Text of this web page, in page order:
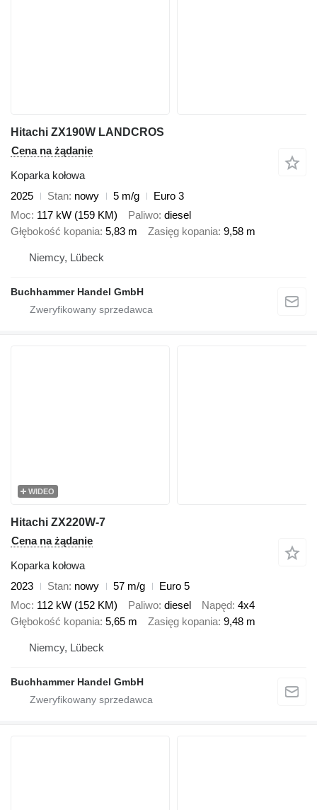
Hitachi ZX190W LANDCROS
Cena na żądanie
Koparka kołowa
2025
Stan nowy 5 m/g
Euro 3
Moc 117 kW (159 KM) Paliwo diesel
Głębokość kopania 5,83 m Zasięg kopania 9,58 m
Niemcy, Lübeck
Buchhammer Handel GmbH
WIDEO
Hitachi ZX220W-7
Cena na żądanie
Koparka kołowa
2023
Stan nowy 57 m/g
Euro 5
Moc 112 kW (152 KM) Paliwo diesel Napęd 4x4
Głębokość kopania 5,65 m Zasięg kopania 9,48 m
Niemcy, Lübeck
Buchhammer Handel GmbH